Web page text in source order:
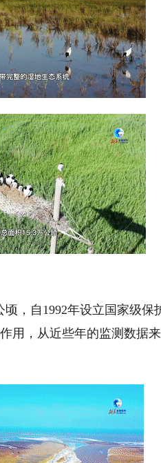
，自1992年设立国家级保
用，从近些年的监测数据